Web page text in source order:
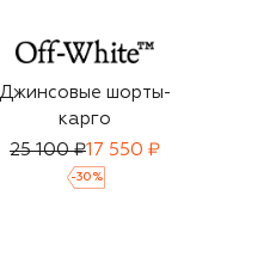
Джинсовые шорты-
карго
25 100 ₽17 550 ₽
-30 %